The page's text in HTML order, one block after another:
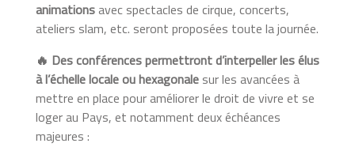
animationsavec spectacles de cirque, concerts,
ateliers slam, etc. seront proposées toute la journée.
🔥 Des conférences permettront d’interpeller les élus
à l’échelle locale ou hexagonale sur les avancées à
mettre en place pour améliorer le droit de vivre et se
loger au Pays, et notamment deux échéances
majeures :